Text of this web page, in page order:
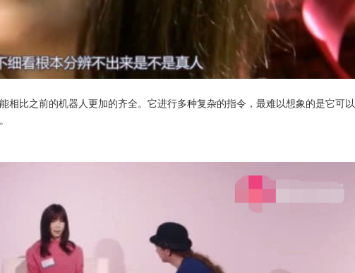
相比之前的机器人更加的齐全。它进行多种复杂的指令，最难以想象的是它可以